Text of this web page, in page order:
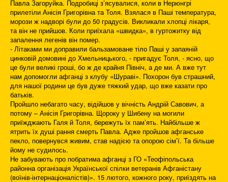
Павла Загоруйка. Подробиці з’ясувалися, коли в Нерюнгрі
прилетіли Анісія Григорівна та Толя. Взялася в Паші температура,
морози ж надворі були до 50 градусів. Викликали хлопці лікаря,
та він не прийшов. Коли приїхала «швидка», в гуртожитку від
запалення легенів він помер.
- Літаками ми доправили бальзамоване тіло Паші у запаяній
цинковій домовині до Хмельницького, - пригадує Толя, - ясно, що
це були великі гроші, бо ж де крайня Північ, а де ми. А вже тут
нам допомогли афганці з клубу «Шураві». Похорон був страшний,
для нашої родини це був дуже тяжкий удар, що вже казати про
батьків.
Пройшло небагато часу, відійшов у вічність Андрій Савович, а
потому – Анісія Григорівна. Щороку у Шибену на могили
приїжджають Галя й Толя, бережуть їх пам’ять. Найбільше ж
ятрить їх душі рання смерть Павла. Адже пройшов афганське
пекло, повернувся живим, став надією та опорою сім’ї. Та більше
йому не судилось.
Не забувають про побратима афганці з ГО «Теофіпольська
районна організація Української спілки ветеранів Афганістану
(воїнів-інтернаціоналістів)». 15 лютого, кожного року, приїздять на